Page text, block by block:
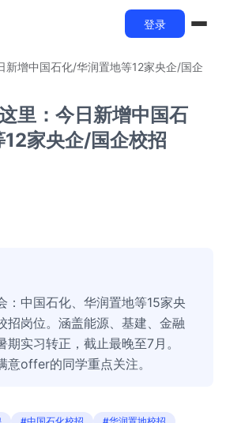
登录
新增中国石化/华润置地等12家央企/国企
里：今日新增中国石
家央企/国企校招
：中国石化、华润置地等15家央
招岗位。涵盖能源、基建、金融
期实习转正，截止最晚至7月。
意offer的同学重点关注。